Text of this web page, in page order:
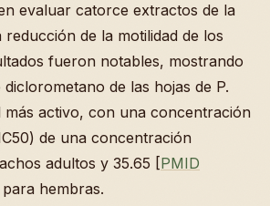
evaluar catorce extractos de la
reducción de la motilidad de los
fueron notables, mostrando
de las hojas de P.
más activo, con una concentración
de una concentración
adultos y 35.65 [PMID
hembras.